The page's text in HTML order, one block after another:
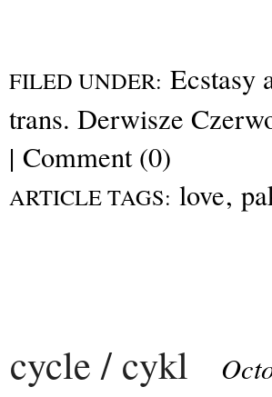
FILED UNDER: Ecstasy
trans. Derwisze
| Comment (0)
ARTICLE TAGS: love,
cycle / cykl